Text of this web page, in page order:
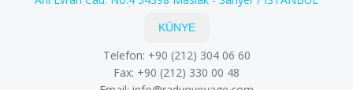
KÜNYE
Telefon: +90 (212) 304 06 60
Fax: +90 (212) 330 00 48